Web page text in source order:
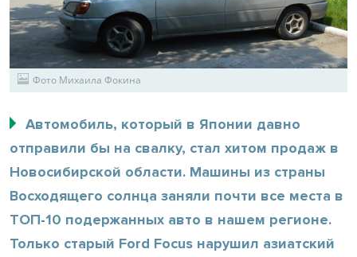
Фото Михаила Фокина
Автомобиль, который в Японии давно
отправили бы на свалку, стал хитом продаж в
Новосибирской области. Машины из страны
Восходящего солнца заняли почти все места в
ТОП-10 подержанных авто в нашем регионе.
Только старый Ford Focus нарушил азиатский